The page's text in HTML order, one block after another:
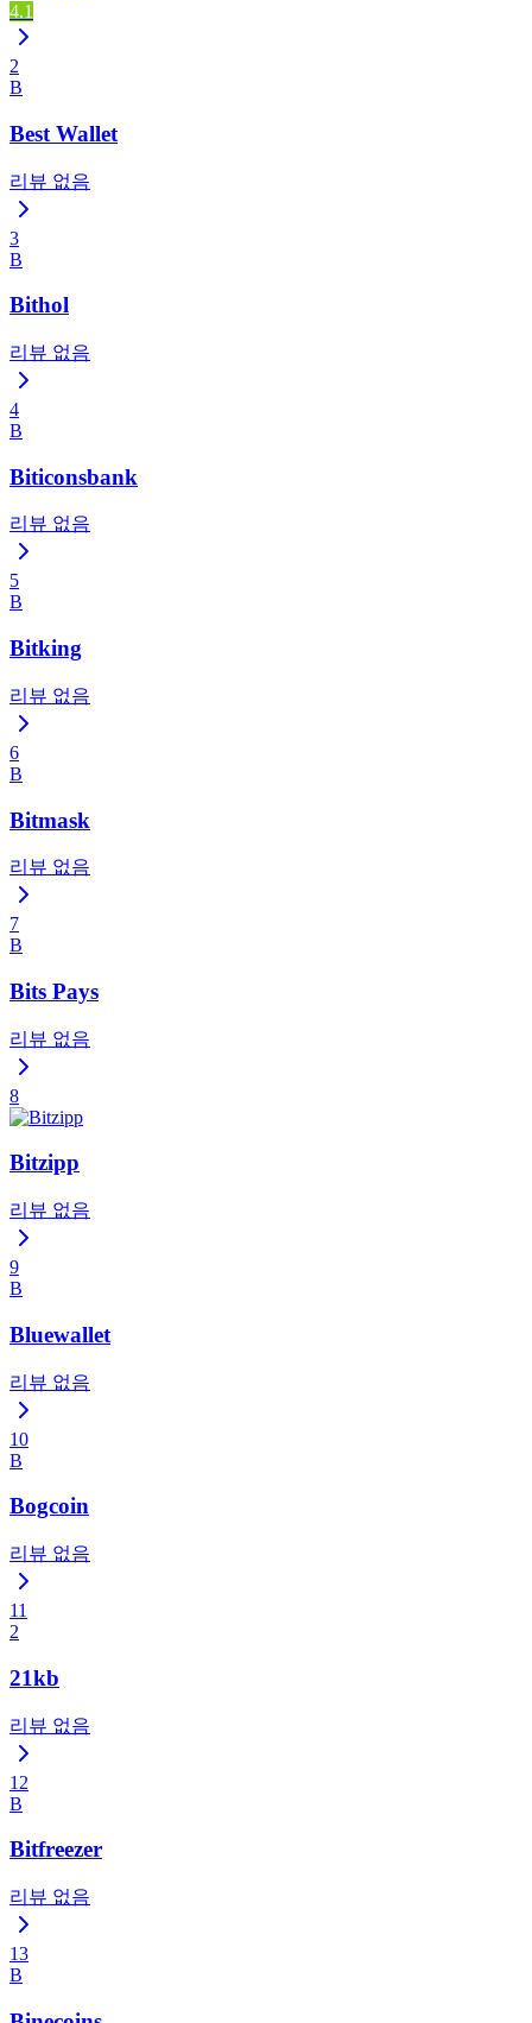
4.1
2
B
Best Wallet
리뷰 없음
3
B
Bithol
리뷰 없음
4
B
Biticonsbank
리뷰 없음
5
B
Bitking
리뷰 없음
6
B
Bitmask
리뷰 없음
7
B
Bits Pays
리뷰 없음
8
Bitzipp
리뷰 없음
9
B
Bluewallet
리뷰 없음
10
B
Bogcoin
리뷰 없음
11
2
21kb
리뷰 없음
12
B
Bitfreezer
리뷰 없음
13
B